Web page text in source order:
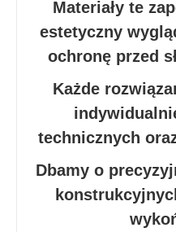
Materiały te
estetyczny
ochronę przed
Każde
technicznych
Dbamy o